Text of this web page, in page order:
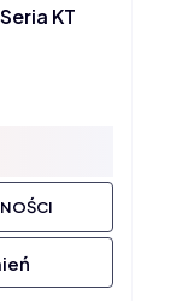
KT